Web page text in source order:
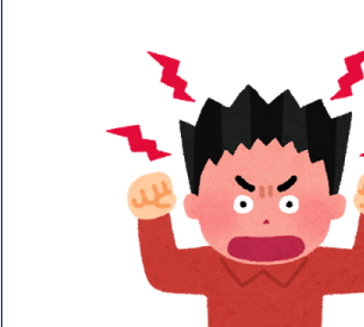
【動画】ショートスリーパー堀さん、対面
睡眠は大事だと話題NEW!
【動画】ピザを食う松本まりかさん、なんか
【画像】身長155cm・体重36kg・ウエスト
少女がAVデビュ－ｗwwww
【画像】彼女「ねー、今日のデートこれで行
広末涼子さん、正気に戻ってしまい絶望す
ャリアがすべて終わった」
【配信者】「金バエ」のSNS更新が1週間途
飛び交う。1週間ぶりの投稿でも一人称が「ボ
なっており、本人ではないとの憶測が広がる
かつてはSONYのパソコンだった「VAIO」